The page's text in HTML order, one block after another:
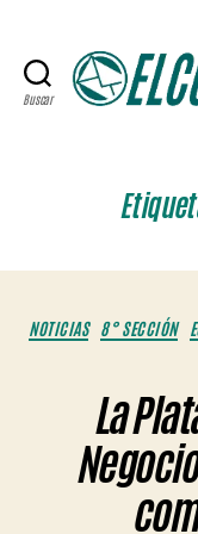
Buscar
NOTICIAS 8° SECCIÓN
La